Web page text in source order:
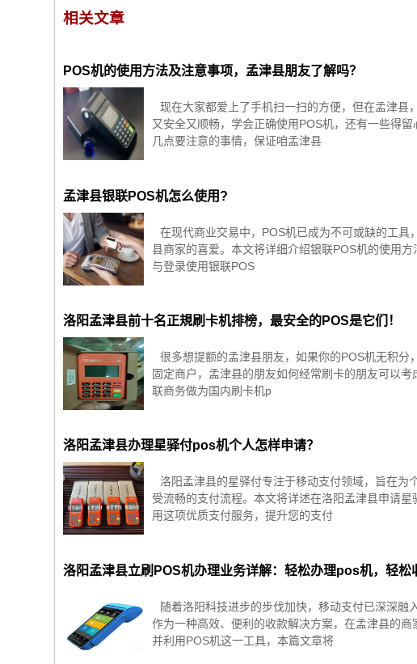
相关文章
POS机的使用方法及注意事项，孟津县朋友了解吗？
现在大家都爱上了手机扫一扫的方便，但在孟津县
又安全又顺畅，学会正确使用POS机，还有一些得
几点要注意的事情，保证咱孟津县
孟津县银联POS机怎么使用?
在现代商业交易中，POS机已成为不可或缺的工
县商家的喜爱。本文将详细介绍银联POS机的使用
与登录使用银联POS
洛阳孟津县前十名正規刷卡机排榜，最安全的POS是它们！
很多想提额的孟津县朋友，如果你的POS机无积
固定商户，孟津县的朋友如何经常刷卡的朋友可以
联商务做为国内刷卡机p
洛阳孟津县办理星驿付pos机个人怎样申请？
洛阳孟津县的星驿付专注于移动支付领域，旨在
受流畅的支付流程。本文将详述在洛阳孟津县申请
用这项优质支付服务，提升您的支付
洛阳孟津县立刷POS机办理业务详解：轻松办理pos机，轻松
随着洛阳科技进步的步伐加快，移动支付已深深
作为一种高效、便利的收款解决方案，在孟津县的
并利用POS机这一工具，本篇文章将